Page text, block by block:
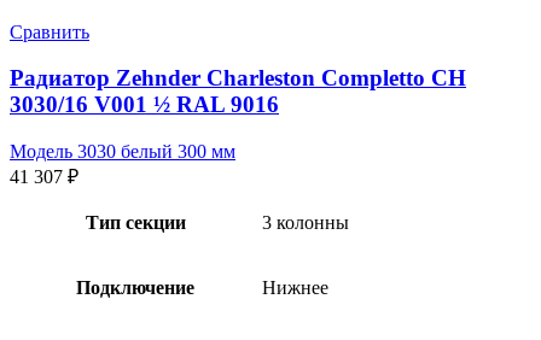
Сравнить
Радиатор Zehnder Charleston Completto CH
3030/16 V001 ½ RAL 9016
Модель 3030 белый 300 мм
41 307 ₽
Тип секции 3 колонны
Подключение Нижнее